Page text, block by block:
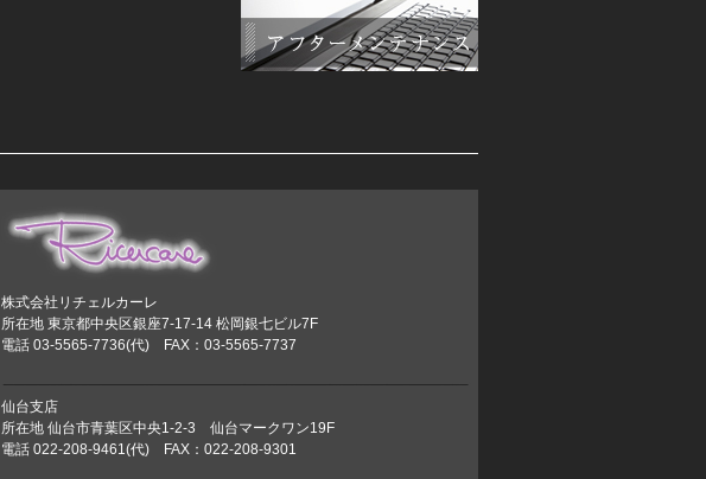
株式会社リチェルカーレ
所在地 東京都中央区銀座7-17-14 松岡銀七ビル7F
電話 03-5565-7736(代) FAX：03-5565-7737
仙台支店
所在地 仙台市青葉区中央1-2-3 仙台マークワン19F
電話 022-208-9461(代) FAX：022-208-9301